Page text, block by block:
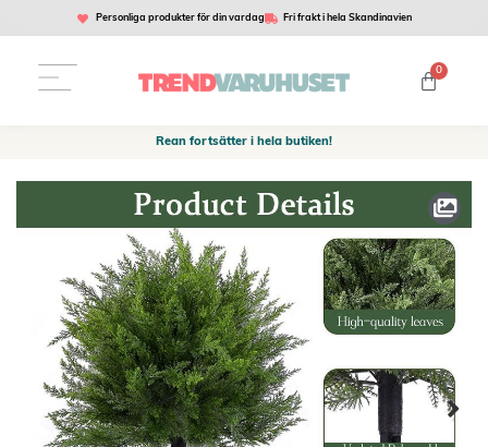
Personliga produkter för din vardag Fri frakt i hela Skandinavien
0
Rean fortsätter i hela butiken!